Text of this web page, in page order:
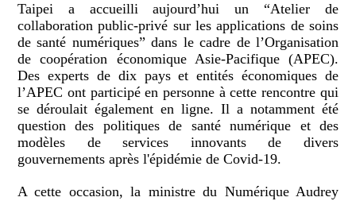
Taipei a accueilli aujourd’hui un “Atelier de
collaboration public-privé sur les applications de soins
de santé numériques” dans le cadre de l’Organisation
de coopération économique Asie-Pacifique (APEC).
Des experts de dix pays et entités économiques de
l’APEC ont participé en personne à cette rencontre qui
se déroulait également en ligne. Il a notamment été
question des politiques de santé numérique et des
modèles de services innovants de divers
gouvernements après l'épidémie de Covid-19.
A cette occasion, la ministre du Numérique Audrey